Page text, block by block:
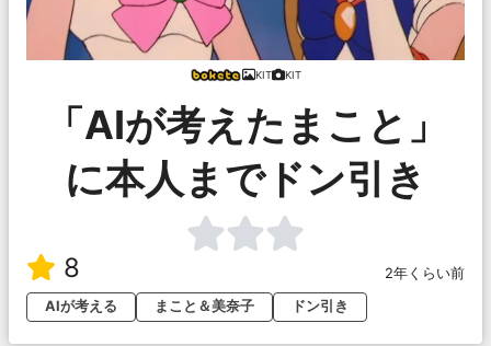
KIT KIT
「AIが考えたまこと」
に本人までドン引き
8
2年くらい前
AIが考える
まこと＆美奈子 ドン引き